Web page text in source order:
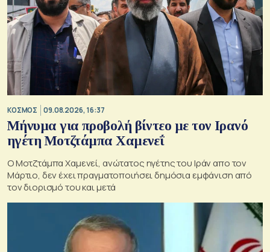
ΚΟΣΜΟΣ 09.08.2026, 16:37
Μήνυμα για προβολή βίντεο με τον Ιρανό
ηγέτη Μοτζτάμπα Χαμενεΐ
Ο Μοτζτάμπα Χαμενεί, ανώτατος ηγέτης του Ιράν απο τον
Μάρτιο, δεν έχει πραγματοποιήσει δημόσια εμφάνιση από
τον διορισμό του και μετά